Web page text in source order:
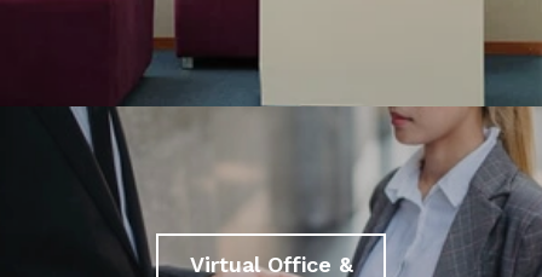
Virtual Office &